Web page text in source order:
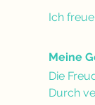
Ich
Meine
Die
Durch